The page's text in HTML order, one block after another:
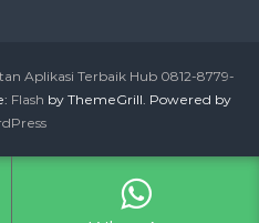
Aplikasi Terbaik Hub 0812-8779-
Flash by ThemeGrill. Powered by